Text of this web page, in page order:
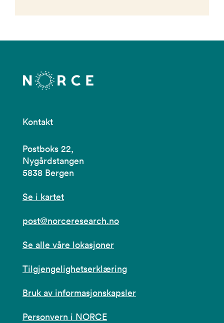
Kontakt
Postboks 22,
Nygårdstangen
5838 Bergen
Se i kartet
post@norceresearch.no
Se alle våre lokasjoner
Tilgjengelighetserklæring
Bruk av informasjonskapsler
Personvern i NORCE